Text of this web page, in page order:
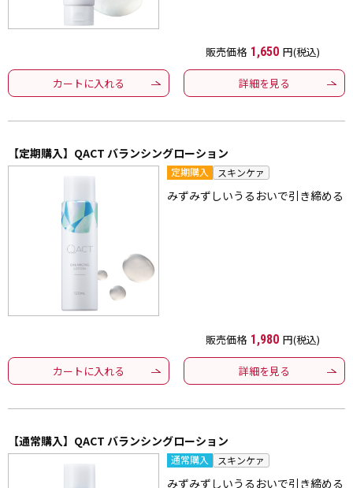
販売価格 1,650 円(税込)
カートに入れる 詳細を見る
【定期購入】QACT バランシングローション
定期購入 スキンケァ
みずみずしいうるおいで引き締める
販売価格 1,980 円(税込)
カートに入れる 詳細を見る
【通常購入】QACT バランシングローション
通常購入 スキンケァ
みずみずしいうるおいで引き締める